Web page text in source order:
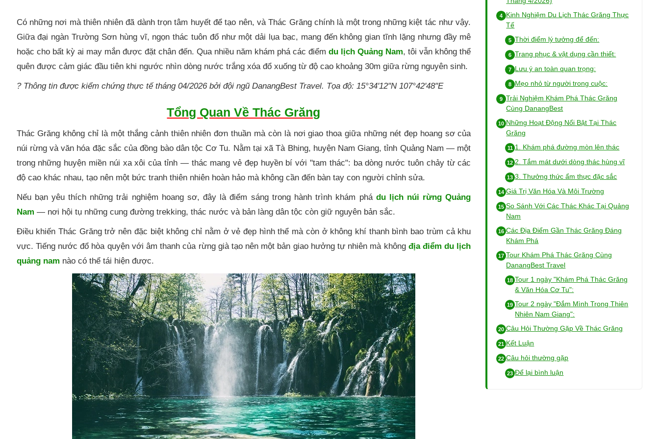
Có những nơi mà thiên nhiên đã dành trọn tâm huyết để tạo nên, và Thác Grăng chính là một trong những kiệt tác như vậy.
Giữa đại ngàn Trường Sơn hùng vĩ, ngọn thác tuôn đổ như một dải lụa bạc, mang đến không gian tĩnh lặng nhưng đầy mê
hoặc cho bất kỳ ai may mắn được đặt chân đến. Qua nhiều năm khám phá các điểmdu lịch Quảng Nam, tôi vẫn không thể
quên được cảm giác đầu tiên khi ngước nhìn dòng nước trắng xóa đổ xuống từ độ cao khoảng 30m giữa rừng nguyên sinh.
? Thông tin được kiểm chứng thực tế tháng 04/2026 bởi đội ngũ DanangBest Travel. Tọa độ: 15°34'12"N 107°42'48"E
Tổng Quan Về Thác Grăng
Thác Grăng không chỉ là một thắng cảnh thiên nhiên đơn thuần mà còn là nơi giao thoa giữa những nét đẹp hoang sơ của
núi rừng và văn hóa đặc sắc của đồng bào dân tộc Cơ Tu. Nằm tại xã Tà Bhing, huyện Nam Giang, tỉnh Quảng Nam — một
trong những huyện miền núi xa xôi của tỉnh — thác mang vẻ đẹp huyền bí với "tam thác": ba dòng nước tuôn chảy từ các
độ cao khác nhau, tạo nên một bức tranh thiên nhiên hoàn hảo mà không cần đến bàn tay con người chỉnh sửa.
Nếu bạn yêu thích những trải nghiệm hoang sơ, đây là điểm sáng trong hành trình khám phá du lịch núi rừng Quảng
Nam — nơi hội tụ những cung đường trekking, thác nước và bản làng dân tộc còn giữ nguyên bản sắc.
Điều khiến Thác Grăng trở nên đặc biệt không chỉ nằm ở vẻ đẹp hình thể mà còn ở không khí thanh bình bao trùm cả khu
vực. Tiếng nước đổ hòa quyện với âm thanh của rừng già tạo nên một bản giao hưởng tự nhiên mà không địa điểm du lịch
quảng nam nào có thể tái hiện được.
Kinh Nghiệm Du Lịch Thác Grăng Thực
Tế
Thời điểm lý tưởng để đến:
Trang phục & vật dụng cần thiết:
Lưu ý an toàn quan trọng:
Mẹo nhỏ từ người trong cuộc:
Trải Nghiệm Khám Phá Thác Grăng
Cùng DanangBest
Những Hoạt Động Nổi Bật Tại Thác
Grăng
1. Khám phá đường mòn lên thác
2. Tắm mát dưới dòng thác hùng vĩ
3. Thưởng thức ẩm thực đặc sắc
Giá Trị Văn Hóa Và Môi Trường
So Sánh Với Các Thác Khác Tại Quảng
Nam
Các Địa Điểm Gần Thác Grăng Đáng
Khám Phá
Tour Khám Phá Thác Grăng Cùng
DanangBest Travel
Tour 1 ngày "Khám Phá Thác Grăng
& Văn Hóa Cơ Tu":
Tour 2 ngày "Đắm Mình Trong Thiên
Nhiên Nam Giang":
Câu Hỏi Thường Gặp Về Thác Grăng
Kết Luận
Câu hỏi thường gặp
Để lại bình luận